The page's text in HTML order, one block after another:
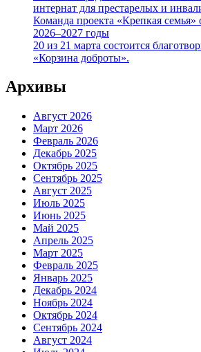
интернат для престарелых и
Команда проекта «Крепкая семья»
2026–2027 годы
20 из 21 марта состоится
«Корзина доброты».
Архивы
Август 2026
Март 2026
Февраль 2026
Декабрь 2025
Октябрь 2025
Сентябрь 2025
Август 2025
Июль 2025
Июнь 2025
Май 2025
Апрель 2025
Март 2025
Февраль 2025
Январь 2025
Декабрь 2024
Ноябрь 2024
Октябрь 2024
Сентябрь 2024
Август 2024